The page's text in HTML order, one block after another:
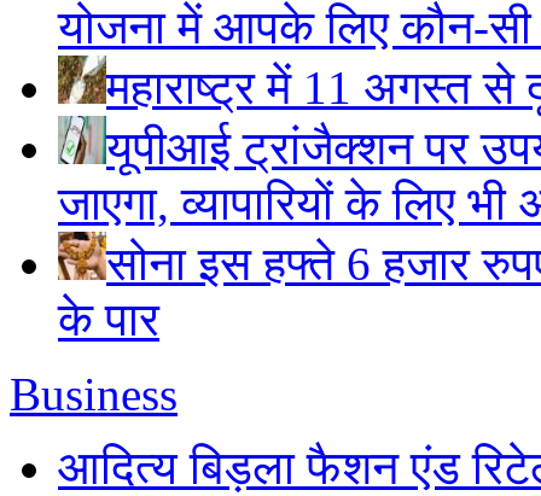
योजना में आपके लिए कौन-सी
महाराष्ट्र में 11 अगस्त
यूपीआई ट्रांजैक्शन पर
जाएगा, व्यापारियों के लिए
सोना इस हफ्ते 6 हजार
के पार
Business
आदित्य बिड़ला फैशन एंड